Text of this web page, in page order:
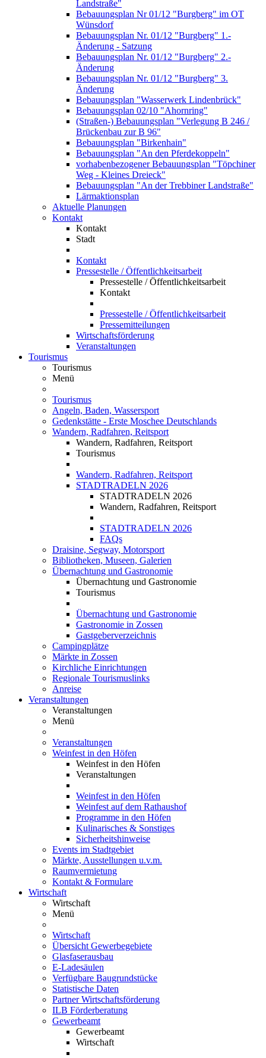
Landstraße"
Bebauungsplan Nr 01/12 "Burgberg" im OT
Wünsdorf
Bebauungsplan Nr. 01/12 "Burgberg" 1.-
Änderung - Satzung
Bebauungsplan Nr. 01/12 "Burgberg" 2.-
Änderung
Bebauungsplan Nr. 01/12 "Burgberg" 3.
Änderung
Bebauungsplan "Wasserwerk Lindenbrück"
Bebauungsplan 02/10 "Ahornring"
(Straßen-) Bebauungsplan "Verlegung B 246 /
Brückenbau zur B 96"
Bebauungsplan "Birkenhain"
Bebauungsplan "An den Pferdekoppeln"
vorhabenbezogener Bebauungsplan "Töpchiner
Weg - Kleines Dreieck"
Bebauungsplan "An der Trebbiner Landstraße"
Lärmaktionsplan
Aktuelle Planungen
Kontakt
Kontakt
Stadt
Kontakt
Pressestelle / Öffentlichkeitsarbeit
Pressestelle / Öffentlichkeitsarbeit
Kontakt
Pressestelle / Öffentlichkeitsarbeit
Pressemitteilungen
Wirtschaftsförderung
Veranstaltungen
Tourismus
Tourismus
Menü
Tourismus
Angeln, Baden, Wassersport
Gedenkstätte - Erste Moschee Deutschlands
Wandern, Radfahren, Reitsport
Wandern, Radfahren, Reitsport
Tourismus
Wandern, Radfahren, Reitsport
STADTRADELN 2026
STADTRADELN 2026
Wandern, Radfahren, Reitsport
STADTRADELN 2026
FAQs
Draisine, Segway, Motorsport
Bibliotheken, Museen, Galerien
Übernachtung und Gastronomie
Übernachtung und Gastronomie
Tourismus
Übernachtung und Gastronomie
Gastronomie in Zossen
Gastgeberverzeichnis
Campingplätze
Märkte in Zossen
Kirchliche Einrichtungen
Regionale Tourismuslinks
Anreise
Veranstaltungen
Veranstaltungen
Menü
Veranstaltungen
Weinfest in den Höfen
Weinfest in den Höfen
Veranstaltungen
Weinfest in den Höfen
Weinfest auf dem Rathaushof
Programme in den Höfen
Kulinarisches & Sonstiges
Sicherheitshinweise
Events im Stadtgebiet
Märkte, Ausstellungen u.v.m.
Raumvermietung
Kontakt & Formulare
Wirtschaft
Wirtschaft
Menü
Wirtschaft
Übersicht Gewerbegebiete
Glasfaserausbau
E-Ladesäulen
Verfügbare Baugrundstücke
Statistische Daten
Partner Wirtschaftsförderung
ILB Förderberatung
Gewerbeamt
Gewerbeamt
Wirtschaft